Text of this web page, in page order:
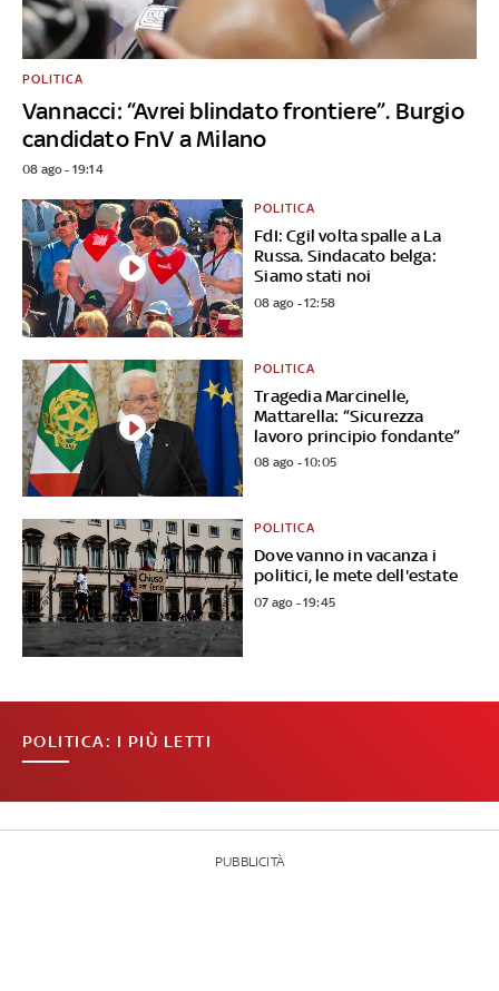
Vannacci: “Avrei blindato frontiere”. Burgio
candidato FnV a Milano
POLITICA
08 ago - 19:14
FdI: Cgil volta spalle a La
Russa. Sindacato belga:
Siamo stati noi
POLITICA
08 ago - 12:58
Tragedia Marcinelle,
Mattarella: “Sicurezza
lavoro principio fondante”
POLITICA
08 ago - 10:05
Dove vanno in vacanza i
politici, le mete dell'estate
POLITICA
07 ago - 19:45
POLITICA: I PIÙ LETTI
PUBBLICITÀ